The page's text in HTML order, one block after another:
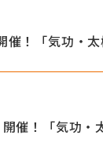
！「気功・太
催！「気功・